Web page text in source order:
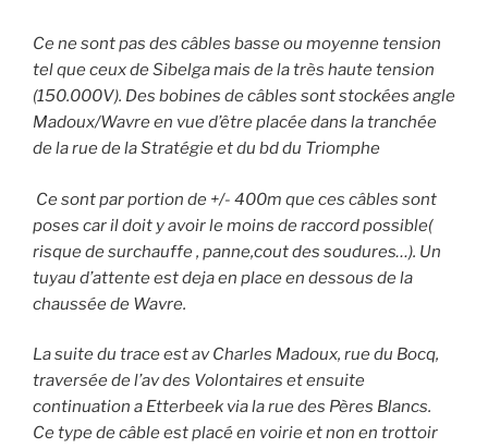
Ce ne sont pas des câbles basse ou moyenne tension
tel que ceux de Sibelga mais de la très haute tension
(150.000V). Des bobines de câbles sont stockées angle
Madoux/Wavre en vue d’être placée dans la tranchée
de la rue de la Stratégie et du bd du Triomphe
Ce sont par portion de +/- 400m que ces câbles sont
poses car il doit y avoir le moins de raccord possible(
risque de surchauffe , panne,cout des soudures…). Un
tuyau d’attente est deja en place en dessous de la
chaussée de Wavre.
La suite du trace est av Charles Madoux, rue du Bocq,
traversée de l’av des Volontaires et ensuite
continuation a Etterbeek via la rue des Pères Blancs.
Ce type de câble est placé en voirie et non en trottoir